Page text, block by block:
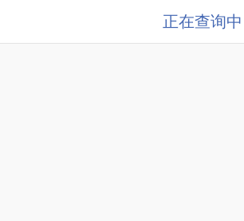
正在查询中